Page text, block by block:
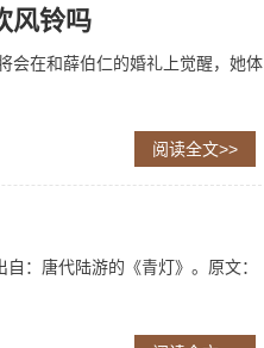
风铃吗
会在和薛伯仁的婚礼上觉醒，她体
阅读全文>>
：唐代陆游的《青灯》。原文：